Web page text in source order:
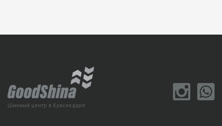
Шинный центр в Краснодаре